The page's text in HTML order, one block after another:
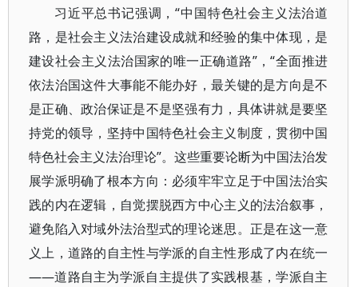
习近平总书记强调，“中国特色社会主义法治道
路，是社会主义法治建设成就和经验的集中体现，是
建设社会主义法治国家的唯一正确道路”，“全面推进
依法治国这件大事能不能办好，最关键的是方向是不
是正确、政治保证是不是坚强有力，具体讲就是要坚
持党的领导，坚持中国特色社会主义制度，贯彻中国
特色社会主义法治理论”。这些重要论断为中国法治发
展学派明确了根本方向：必须牢牢立足于中国法治实
践的内在逻辑，自觉摆脱西方中心主义的法治叙事，
避免陷入对域外法治型式的理论迷思。正是在这一意
义上，道路的自主性与学派的自主性形成了内在统一
——道路自主为学派自主提供了实践根基，学派自主